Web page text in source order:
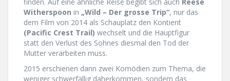
Witherspoon in „Wild – Der grosse Trip“, nur das
dem Film von 2014 als Schauplatz den Kontient
(Pacific Crest Trail) wechselt und die Hauptfigur
statt den Verlust des Sohnes diesmal den Tod der
Mutter verarbeiten muss.
2015 erschienen dann zwei Komödien zum Thema, die
weniger schwerfällig daherkommen, sondern das